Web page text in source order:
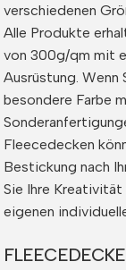
verschiedenen
Alle Produkte
von 300g/qm mit
Ausrüstung. Wenn
besondere Farbe
Fleecedecken
Bestickung nach
Sie Ihre Kreativität
eigenen